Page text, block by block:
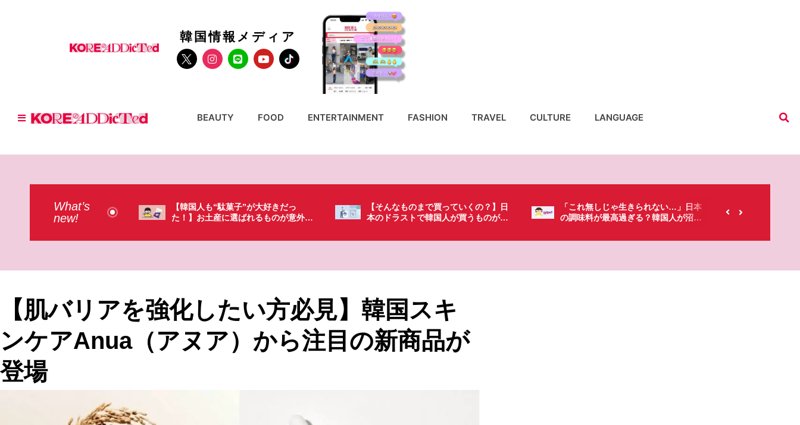
韓国情報メディア
BEAUTY FOOD ENTERTAINMENT FASHION TRAVEL CULTURE LANGUAGE
What’s
new!
も“駄菓子”が大好きだっ
土産に選ばれるものが意外過
【そんなものまで買っていくの？】日
本のドラストで韓国人が買うものがち
「これ無しじゃ生きられない…」日本
の調味料が最高過ぎる？韓国人が沼っ
【韓国にもあるのに…】なぜ日本のセ
ブンイレブンが韓国人に人気なの？
【肌バリアを強化したい方必見】韓国スキ
ンケアAnua（アヌア）から注目の新商品が
登場